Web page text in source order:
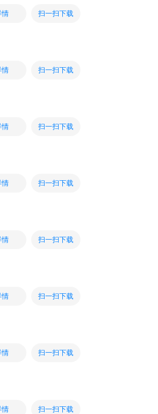
情 扫一扫下载
情 扫一扫下载
情 扫一扫下载
情 扫一扫下载
情 扫一扫下载
情 扫一扫下载
情 扫一扫下载
情 扫一扫下载